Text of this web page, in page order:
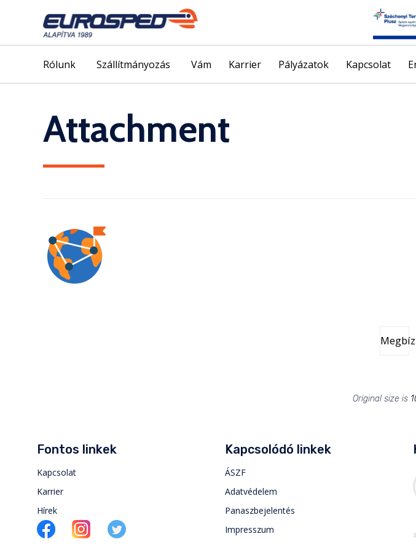
Rólunk Szállítmányozás Vám Karrier Pályázatok Kapcsolat
Attachment
Original size is
Fontos linkek
Kapcsolat
Karrier
Hírek
Kapcsolódó linkek
ÁSZF
Adatvédelem
Panaszbejelentés
Impresszum